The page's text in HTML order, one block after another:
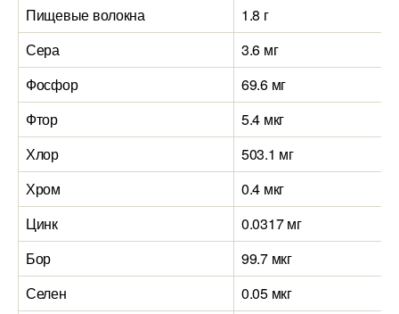
Пищевые волокна
1.8 г
Сера
3.6 мг
Фосфор
69.6 мг
Фтор
5.4 мкг
Хлор
503.1 мг
Хром
0.4 мкг
Цинк
0.0317 мг
Бор
99.7 мкг
Селен
0.05 мкг